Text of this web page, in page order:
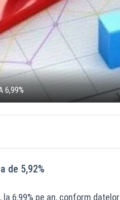
6,99%
de 5,92%
la 6,99% pe an, conform